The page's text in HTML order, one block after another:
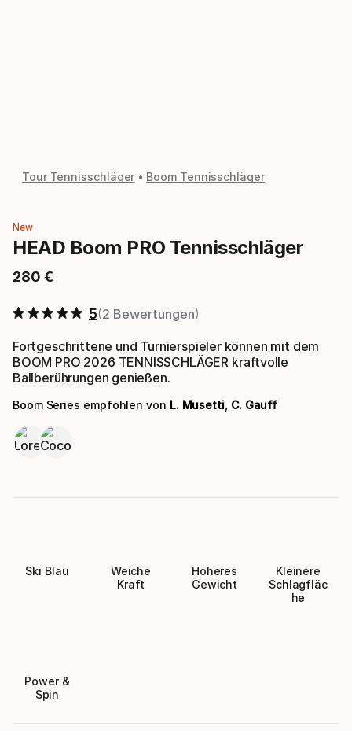
Tour Tennisschläger Boom Tennisschläger
New
HEAD Boom PRO Tennisschläger
280 €
Endpreis
5 2 Bewertungen
Fortgeschrittene und Turnierspieler können mit dem
BOOM PRO 2026 TENNISSCHLÄGER kraftvolle
Ballberührungen genießen.
Boom Series empfohlen von L. Musetti C. Gauff
Ski Blau
Weiche
Kraft
Höheres
Gewicht
Kleinere
Schlagfläc
he
Power &
Spin